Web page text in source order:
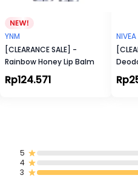
YNM
[CLEARANCE SALE] -
Rainbow Honey Lip Balm
Rp124.571
NIVEA
White
5
4
3